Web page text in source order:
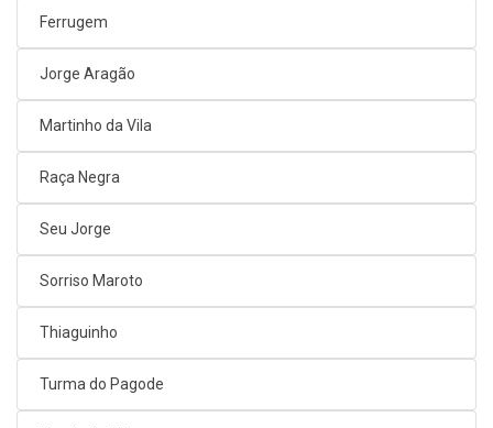
Ferrugem
Jorge Aragão
Martinho da Vila
Raça Negra
Seu Jorge
Sorriso Maroto
Thiaguinho
Turma do Pagode